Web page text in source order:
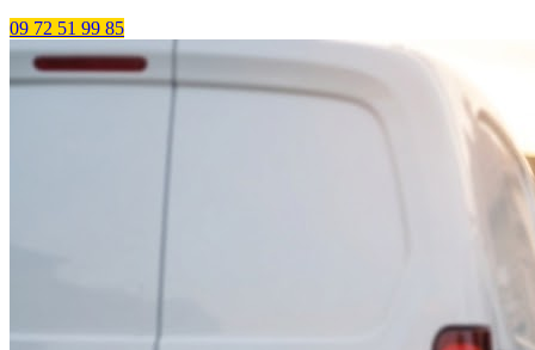
09 72 51 99 85